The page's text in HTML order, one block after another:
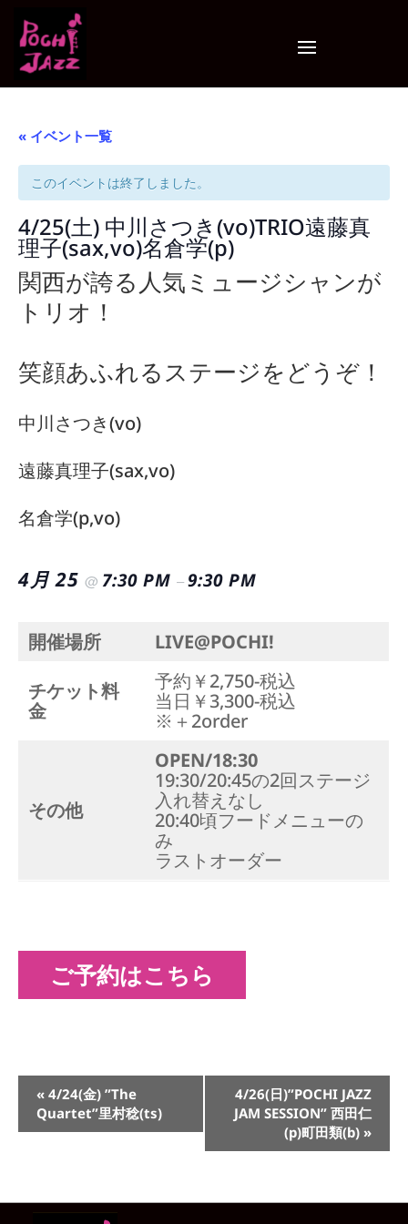
« イベント一覧
このイベントは終了しました。
4/25(土) 中川さつき(vo)TRIO遠藤真
理子(sax,vo)名倉学(p)
関西が誇る人気ミュージシャンが
トリオ！
笑顔あふれるステージをどうぞ！
中川さつき(vo)
遠藤真理子(sax,vo)
名倉学(p,vo)
4月 25 @ 7:30 PM –9:30 PM
開催場所
LIVE@POCHI!
チケット料
金
予約￥2,750-税込
当日￥3,300-税込
※＋2order
その他
OPEN/18:30
19:30/20:45の2回ステージ
入れ替えなし
20:40頃フードメニューの
み
ラストオーダー
ご予約はこちら
イ
ベ
ン
ゲ
« 4/24(金) ”The
Quartet”里村稔(ts)
4/26(日)”POCHI JAZZ
JAM SESSION” 西田仁
(p)町田類(b) »